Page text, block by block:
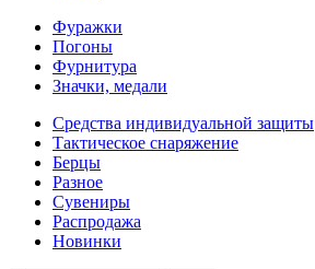
Фуражки
Погоны
Фурнитура
Значки, медали
Средства индивидуальной защиты
Тактическое снаряжение
Берцы
Разное
Сувениры
Распродажа
Новинки